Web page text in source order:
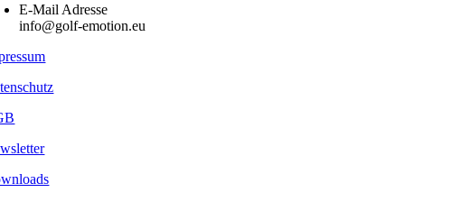
E-Mail Adresse
info@golf-emotion.eu